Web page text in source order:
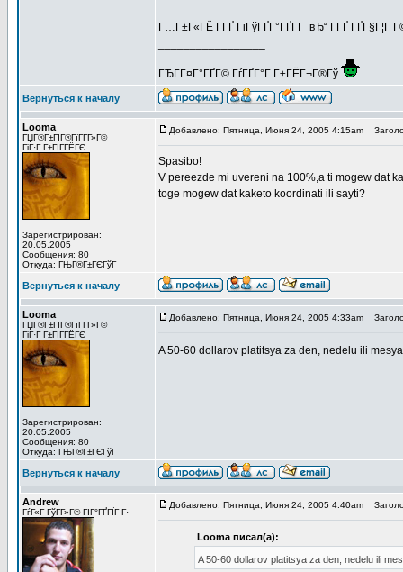
Г…Г±Г«ГЁ Г­ГҐ ГіГўГҐГ°ГҐГ­Г вЂ“ Г­ГҐ ГҐГ§Г¦Г
ГЂГ­Г¤Г°ГҐГ© ГѓГҐГ°Г Г±ГЁГ¬Г®Гў
Вернуться к началу
Looma
ГЏГ®Г±ГІГ®ГїГ­Г­Г»Г©
ГіГ·Г Г±ГІГ­ГЁГЄ
Зарегистрирован:
20.05.2005
Сообщения: 80
Откуда: ГЊГ®Г±ГЄГўГ
Добавлено: Пятница, Июня 24, 2005 4:15am
Spasibo!
V pereezde mi uvereni na 100%,a ti mogew dat
toge mogew dat kaketo koordinati ili sayti?
Вернуться к началу
Looma
ГЏГ®Г±ГІГ®ГїГ­Г­Г»Г©
ГіГ·Г Г±ГІГ­ГЁГЄ
Зарегистрирован:
20.05.2005
Сообщения: 80
Откуда: ГЊГ®Г±ГЄГўГ
Добавлено: Пятница, Июня 24, 2005 4:33am
A 50-60 dollarov platitsya za den, nedelu ili
Вернуться к началу
Andrew
ГѓГ«Г ГўГ­Г»Г© ГІГ°ГҐГЇГ Г·
Добавлено: Пятница, Июня 24, 2005 4:40am
Looma писал(а):
A 50-60 dollarov platitsya za den, nedelu ili